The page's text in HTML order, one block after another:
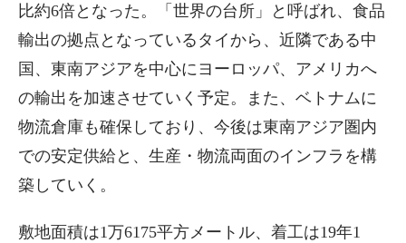
比約6倍となった。「世界の台所」と呼ばれ、食品
輸出の拠点となっているタイから、近隣である中
国、東南アジアを中心にヨーロッパ、アメリカへ
の輸出を加速させていく予定。また、ベトナムに
物流倉庫も確保しており、今後は東南アジア圏内
での安定供給と、生産・物流両面のインフラを構
築していく。
敷地面積は1万6175平方メートル、着工は19年1